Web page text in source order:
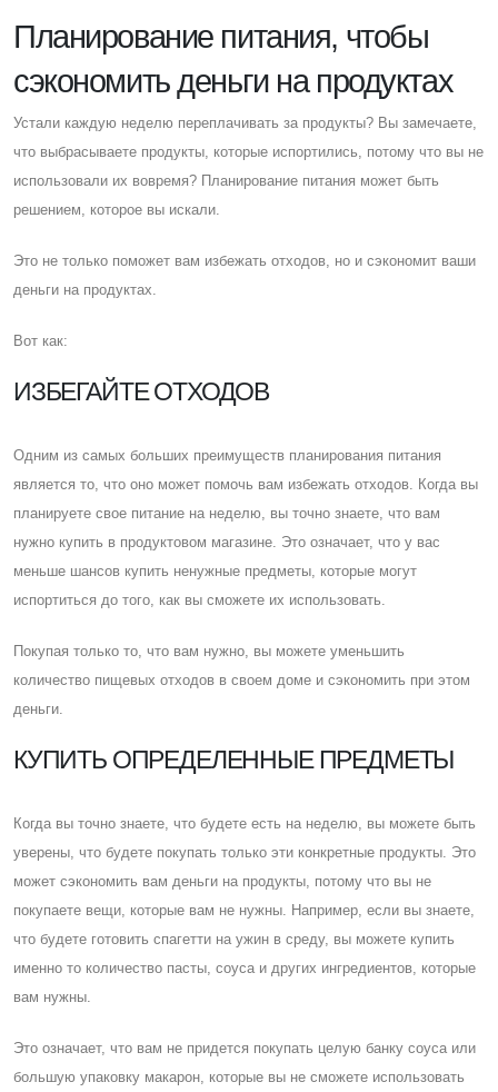
Планирование питания, чтобы
сэкономить деньги на продуктах
Устали каждую неделю переплачивать за продукты? Вы замечаете,
что выбрасываете продукты, которые испортились, потому что вы не
использовали их вовремя? Планирование питания может быть
решением, которое вы искали.
Это не только поможет вам избежать отходов, но и сэкономит ваши
деньги на продуктах.
Вот как:
ИЗБЕГАЙТЕ ОТХОДОВ
Одним из самых больших преимуществ планирования питания
является то, что оно может помочь вам избежать отходов. Когда вы
планируете свое питание на неделю, вы точно знаете, что вам
нужно купить в продуктовом магазине. Это означает, что у вас
меньше шансов купить ненужные предметы, которые могут
испортиться до того, как вы сможете их использовать.
Покупая только то, что вам нужно, вы можете уменьшить
количество пищевых отходов в своем доме и сэкономить при этом
деньги.
КУПИТЬ ОПРЕДЕЛЕННЫЕ ПРЕДМЕТЫ
Когда вы точно знаете, что будете есть на неделю, вы можете быть
уверены, что будете покупать только эти конкретные продукты. Это
может сэкономить вам деньги на продукты, потому что вы не
покупаете вещи, которые вам не нужны. Например, если вы знаете,
что будете готовить спагетти на ужин в среду, вы можете купить
именно то количество пасты, соуса и других ингредиентов, которые
вам нужны.
Это означает, что вам не придется покупать целую банку соуса или
большую упаковку макарон, которые вы не сможете использовать